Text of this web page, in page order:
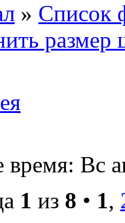
» Список
размер
время: Вс
1 из 8 • 1,